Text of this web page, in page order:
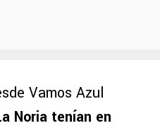
Vamos Azul
Noria tenían en